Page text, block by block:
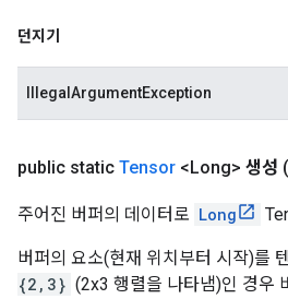
던지기
IllegalArgumentException
public static Tensor <Long> 생성
주어진 버퍼의 데이터로 Long
버퍼의 요소(현재 위치부터 시작)를
{2,3} (2x3 행렬을 나타냄)인 경우